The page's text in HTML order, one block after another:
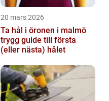
20 mars 2026
Ta hål i öronen i malmö
trygg guide till första
(eller nästa) hålet